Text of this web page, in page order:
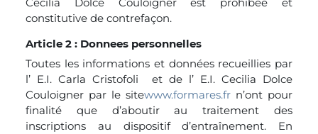
Cecilia Dolce Couloigner est prohibée et
constitutive de contrefaçon.
Article 2 : Donnees personnelles
Toutes les informations et données recueillies par
l’ E.I. Carla Cristofoli et de l’ E.I. Cecilia Dolce
Couloigner par le sitewww.formares.fr n’ont pour
finalité que d’aboutir au traitement des
inscriptions au dispositif d’entraînement. En